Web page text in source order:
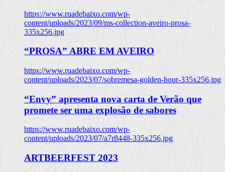
https://www.ruadebaixo.com/wp-
content/uploads/2023/09/ms-collection-aveiro-prosa-
335x256.jpg
“PROSA” ABRE EM AVEIRO
https://www.ruadebaixo.com/wp-
content/uploads/2023/07/sobremesa-golden-hour-335x256.jpg
“Envy” apresenta nova carta de Verão que
promete ser uma explosão de sabores
https://www.ruadebaixo.com/wp-
content/uploads/2023/07/a7r8448-335x256.jpg
ARTBEERFEST 2023